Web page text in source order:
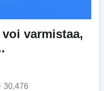
varmistaa,
30,476